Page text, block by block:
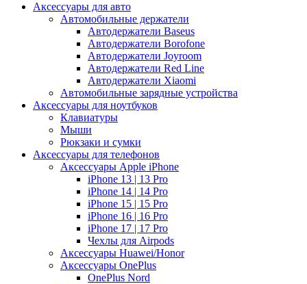
Аксессуары для авто
Автомобильные держатели
Автодержатели Baseus
Автодержатели Borofone
Автодержатели Joyroom
Автодержатели Red Line
Автодержатели Xiaomi
Автомобильные зарядные устройства
Аксессуары для ноутбуков
Клавиатуры
Мыши
Рюкзаки и сумки
Аксессуары для телефонов
Аксессуары Apple iPhone
iPhone 13 | 13 Pro
iPhone 14 | 14 Pro
iPhone 15 | 15 Pro
iPhone 16 | 16 Pro
iPhone 17 | 17 Pro
Чехлы для Airpods
Аксессуары Huawei/Honor
Аксессуары OnePlus
OnePlus Nord